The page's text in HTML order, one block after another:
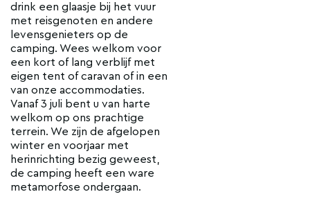
drink een glaasje bij het vuur
met reisgenoten en andere
levensgenieters op de
camping. Wees welkom voor
een kort of lang verblijf met
eigen tent of caravan of in een
van onze accommodaties.
Vanaf 3 juli bent u van harte
welkom op ons prachtige
terrein. We zijn de afgelopen
winter en voorjaar met
herinrichting bezig geweest,
de camping heeft een ware
metamorfose ondergaan.